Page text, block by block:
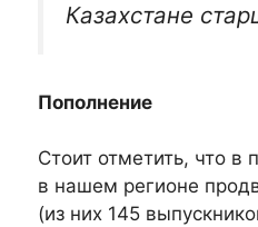
Казахстане
Пополнение
Стоит отметить, что в
в нашем регионе
(из них 145